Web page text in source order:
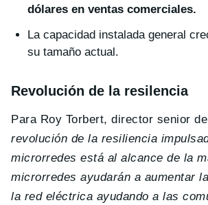
dólares en ventas comerciales.
La capacidad instalada general
su tamaño actual.
Revolución de la resilencia
Para Roy Torbert, director senior
revolución de la resiliencia
microrredes está al alcance de la
microrredes ayudarán a aumentar
la red eléctrica ayudando a las